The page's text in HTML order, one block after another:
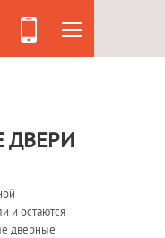
ДВЕРИ
и остаются
дверные